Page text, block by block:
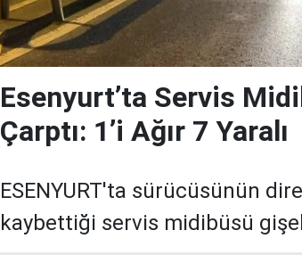
Esenyurt’ta Servis
Çarptı: 1’i Ağır 7 Yaralı
ESENYURT'ta sürücüsünün
kaybettiği servis midibüsü